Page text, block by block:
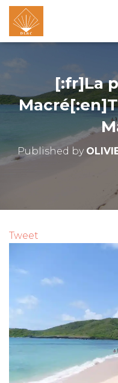
[:fr]La
Published by
Tweet